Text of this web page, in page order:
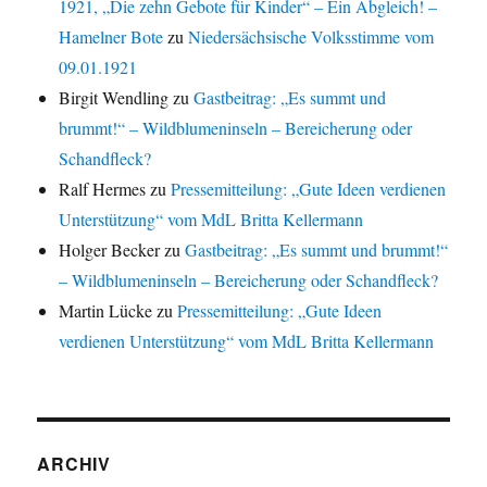
1921, „Die zehn Gebote für Kinder“ – Ein Abgleich! –
Hamelner BotezuNiedersächsische Volksstimme vom
09.01.1921
Birgit WendlingzuGastbeitrag: „Es summt und
brummt!“ – Wildblumeninseln – Bereicherung oder
Schandfleck?
Ralf HermeszuPressemitteilung: „Gute Ideen verdienen
Unterstützung“ vom MdL Britta Kellermann
Holger BeckerzuGastbeitrag: „Es summt und brummt!“
– Wildblumeninseln – Bereicherung oder Schandfleck?
Martin LückezuPressemitteilung: „Gute Ideen
verdienen Unterstützung“ vom MdL Britta Kellermann
ARCHIV